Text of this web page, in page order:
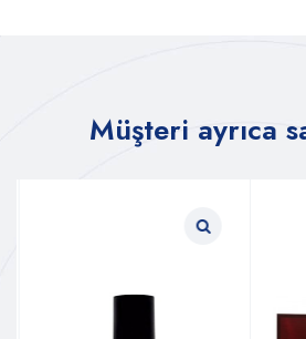
Müşteri ayrıca